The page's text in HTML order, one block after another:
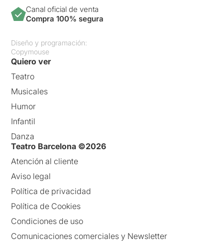
Canal oficial de venta
Compra 100% segura
Diseño y programación:
Copymouse
Quiero ver
Teatro
Musicales
Humor
Infantil
Danza
Teatro Barcelona ©2026
Atención al cliente
Aviso legal
Política de privacidad
Política de Cookies
Condiciones de uso
Comunicaciones comerciales y Newsletter